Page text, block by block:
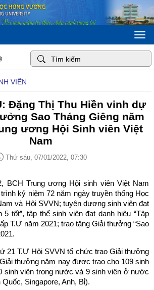
VIÊN
Đặng Thị Thu Hiền vinh dự
Sao Tháng Giêng năm
ương Hội Sinh viên Việt
Nam
Thứ sáu, 07/01/2022, 07:30
BCH Trung ương Hội sinh viên Việt Nam
kỷ niệm 72 năm ngày truyền thống Học
và Hội SVVN; tuyên dương sinh viên đạt
5 tốt”, tập thể sinh viên đạt danh hiệu “Tập
T.Ư năm 2021; trao tặng Giải thưởng “Sao
21 T.Ư Hội SVVN tổ chức trao Giải thưởng
Giải thưởng năm nay được trao cho 109 sinh
sinh viên trong nước và 9 sinh viên ở nước
Singapore, Anh, Bỉ).